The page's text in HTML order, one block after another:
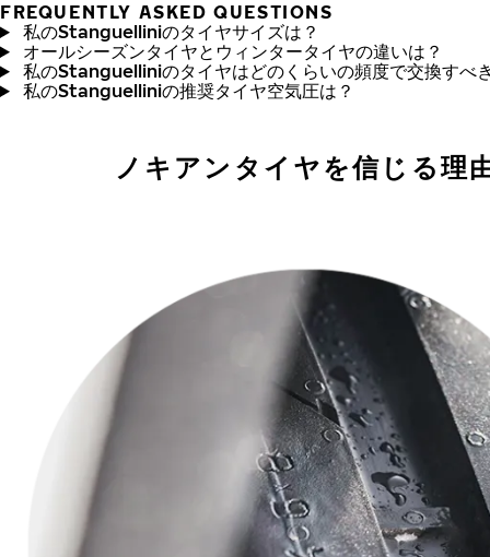
FREQUENTLY ASKED QUESTIONS
私のStanguelliniのタイヤサイズは？
オールシーズンタイヤとウィンタータイヤの違いは？
私のStanguelliniのタイヤはどのくらいの頻度で交換すべ
私のStanguelliniの推奨タイヤ空気圧は？
ノキアンタイヤを信じる理